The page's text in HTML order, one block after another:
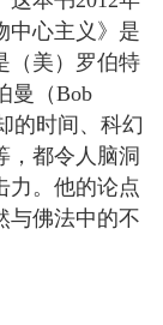
中心主义》是
（美）罗伯特
曼（Bob
的时间、科幻
，都令人脑洞
力。他的论点
与佛法中的不